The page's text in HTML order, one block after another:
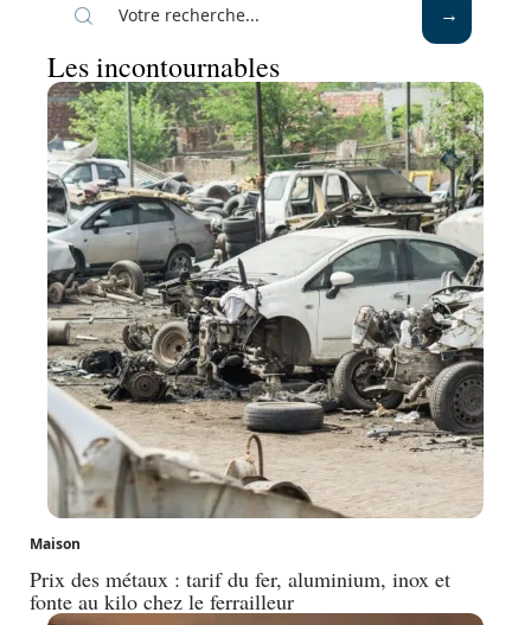
Les incontournables
Maison
Prix des métaux : tarif du fer, aluminium, inox et
fonte au kilo chez le ferrailleur